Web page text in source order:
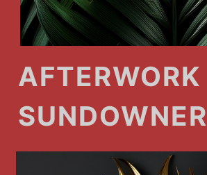
AFTERWORK
SUNDOWNER